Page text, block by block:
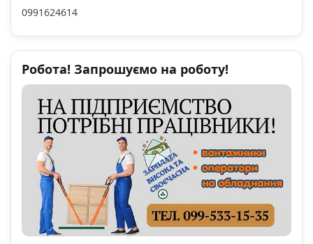
0991624614
Робота! Запрошуємо на роботу!